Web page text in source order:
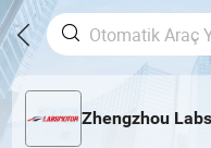
Zhengzhou